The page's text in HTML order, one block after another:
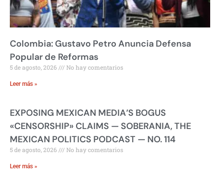
Colombia: Gustavo Petro Anuncia Defensa
Popular de Reformas
5 de agosto, 2026 No hay comentarios
Leer más »
EXPOSING MEXICAN MEDIA’S BOGUS
«CENSORSHIP» CLAIMS — SOBERANIA, THE
MEXICAN POLITICS PODCAST — NO. 114
5 de agosto, 2026 No hay comentarios
Leer más »